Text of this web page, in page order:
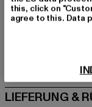
LIEFERUNG &
this, click on
agree to this. Data